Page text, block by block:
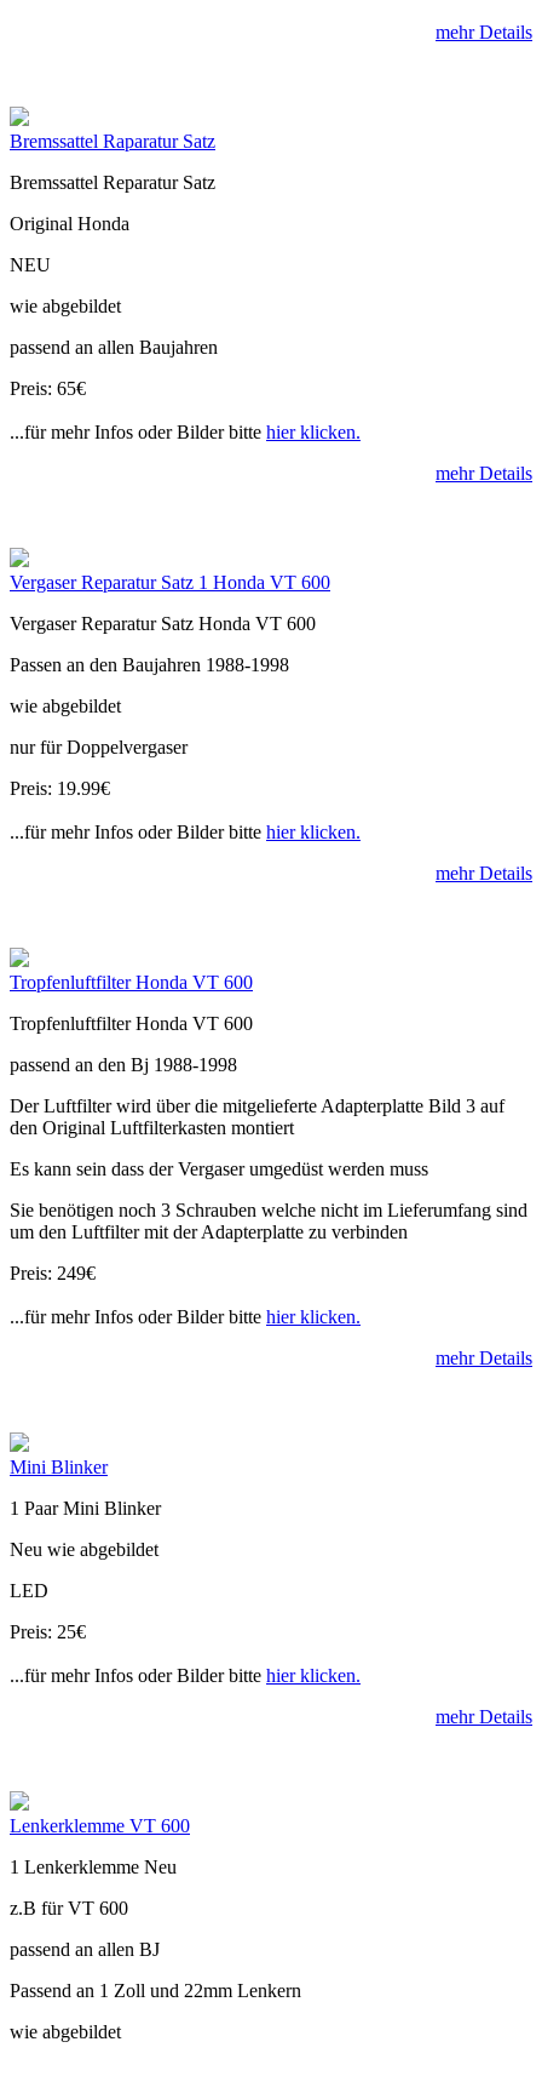
mehr Details
Bremssattel Raparatur Satz
Bremssattel Reparatur Satz
Original Honda
NEU
wie abgebildet
passend an allen Baujahren
Preis: 65€
...für mehr Infos oder Bilder bitte hier klicken.
mehr Details
Vergaser Reparatur Satz 1 Honda VT 600
Vergaser Reparatur Satz Honda VT 600
Passen an den Baujahren 1988-1998
wie abgebildet
nur für Doppelvergaser
Preis: 19.99€
...für mehr Infos oder Bilder bitte hier klicken.
mehr Details
Tropfenluftfilter Honda VT 600
Tropfenluftfilter Honda VT 600
passend an den Bj 1988-1998
Der Luftfilter wird über die mitgelieferte Adapterplatte Bild 3 auf
den Original Luftfilterkasten montiert
Es kann sein dass der Vergaser umgedüst werden muss
Sie benötigen noch 3 Schrauben welche nicht im Lieferumfang sind
um den Luftfilter mit der Adapterplatte zu verbinden
Preis: 249€
...für mehr Infos oder Bilder bitte hier klicken.
mehr Details
Mini Blinker
1 Paar Mini Blinker
Neu wie abgebildet
LED
Preis: 25€
...für mehr Infos oder Bilder bitte hier klicken.
mehr Details
Lenkerklemme VT 600
1 Lenkerklemme Neu
z.B für VT 600
passend an allen BJ
Passend an 1 Zoll und 22mm Lenkern
wie abgebildet